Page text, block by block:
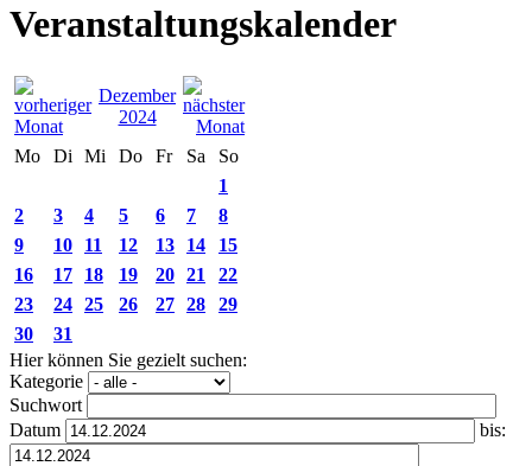
Veranstaltungskalender
Dezember
2024
Mo
Di Mi Do Fr Sa
So
1
2
3 4 5 6 7
8
9
10 11 12 13 14
15
16
17 18 19 20 21
22
23
24 25 26 27 28
29
30
31
Hier können Sie gezielt suchen:
Kategorie
Suchwort
Datum
bis: